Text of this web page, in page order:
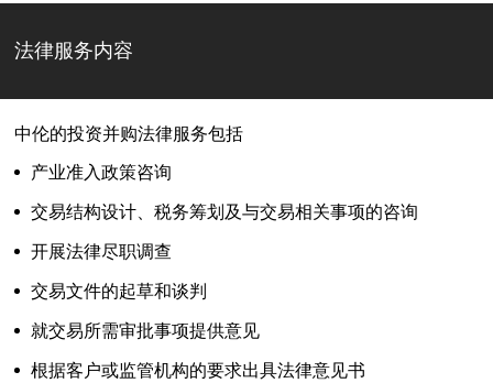
法律服务内容
中伦的投资并购法律服务包括
产业准入政策咨询
交易结构设计、税务筹划及与交易相关事项的咨询
开展法律尽职调查
交易文件的起草和谈判
就交易所需审批事项提供意见
根据客户或监管机构的要求出具法律意见书